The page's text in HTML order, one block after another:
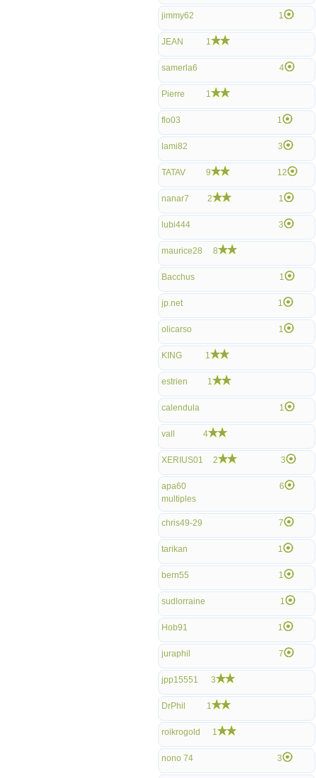
jimmy62 1
JEAN 1
samerla6 4
Pierre 1
flo03 1
lami82 3
TATAV 9 12
nanar7 2 1
lubi444 3
maurice28 8
Bacchus 1
jp.net 1
olicarso 1
KING 1
estrien 1
calendula 1
vall 4
XERIUS01 2 3
apa60
multiples
6
chris49-29 7
tarikan 1
bern55 1
sudlorraine 1
Hob91 1
juraphil 7
jpp15551 3
DrPhil 1
roikrogold 1
nono 74 3